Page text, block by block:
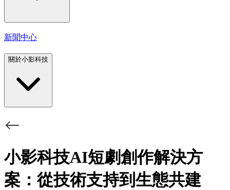
新聞中心
關於小影科技
小影科技AI短劇創作解決方
案：從技術支持到生態共建